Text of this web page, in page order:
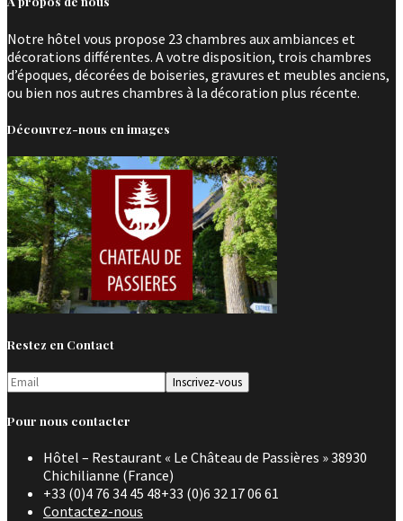
Notre hôtel vous propose 23 chambres aux ambiances et
décorations différentes. A votre disposition, trois chambres
d’époques, décorées de boiseries, gravures et meubles anciens,
ou bien nos autres chambres à la décoration plus récente.
Découvrez-nous en images
Restez en Contact
Pour nous contacter
Hôtel – Restaurant « Le Château de Passières » 38930
Chichilianne (France)
+33 (0)4 76 34 45 48+33 (0)6 32 17 06 61
Contactez-nous